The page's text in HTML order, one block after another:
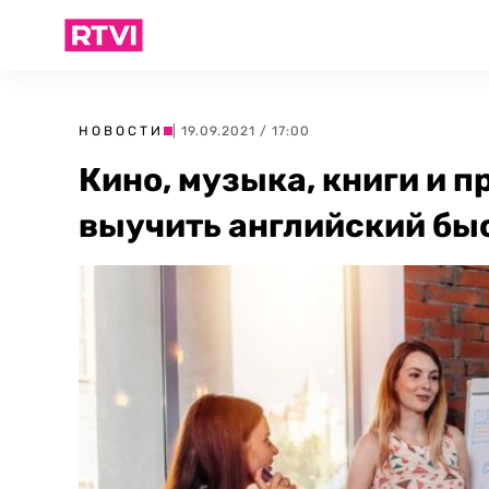
НОВОСТИ | 19.09.2021 / 17:00
Кино, музыка, книги и
выучить английский